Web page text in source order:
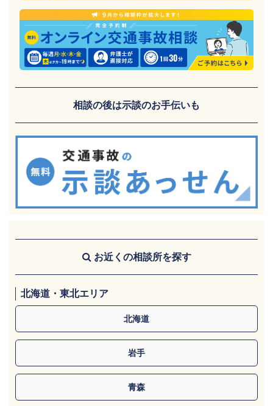
相談の後は示談のお手伝いも
お近くの相談所を探す
北海道・東北エリア
北海道
岩手
青森